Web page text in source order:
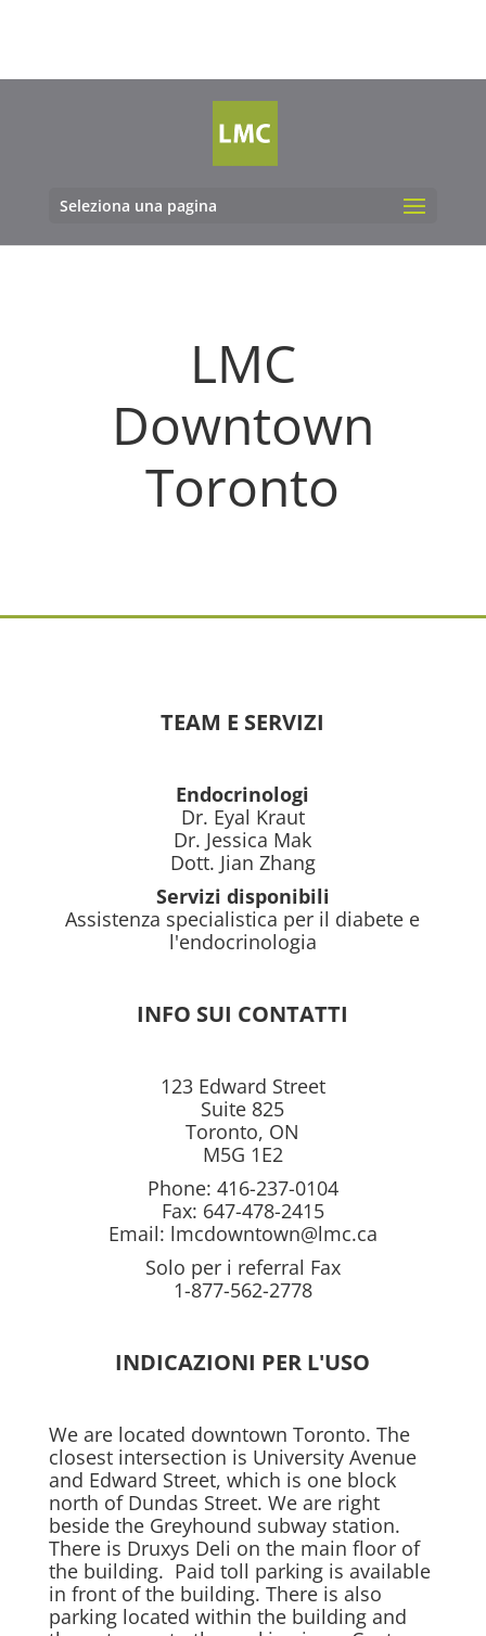
Seleziona una pagina
LMC
Downtown
Toronto
TEAM E SERVIZI
Endocrinologi
Dr. Eyal Kraut
Dr. Jessica Mak
Dott. Jian Zhang
Servizi disponibili
Assistenza specialistica per il diabete e
l'endocrinologia
INFO SUI CONTATTI
123 Edward Street
Suite 825
Toronto, ON
M5G 1E2
Phone: 416-237-0104
Fax: 647-478-2415
Email: lmcdowntown@lmc.ca
Solo per i referral Fax
1-877-562-2778
INDICAZIONI PER L'USO
We are located downtown Toronto. The
closest intersection is University Avenue
and Edward Street, which is one block
north of Dundas Street. We are right
beside the Greyhound subway station.
There is Druxys Deli on the main floor of
the building. Paid toll parking is available
in front of the building. There is also
parking located within the building and